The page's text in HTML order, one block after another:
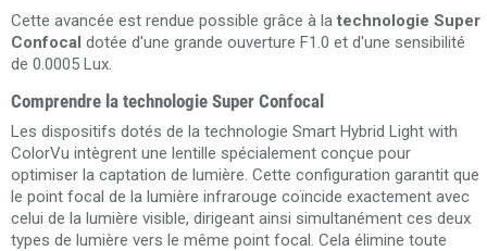
Cette avancée est rendue possible grâce à la technologie Super
Confocal dotée d'une grande ouverture F1.0 et d'une sensibilité
de 0.0005 Lux.
Comprendre la technologie Super Confocal
Les dispositifs dotés de la technologie Smart Hybrid Light with
ColorVu intègrent une lentille spécialement conçue pour
optimiser la captation de lumière. Cette configuration garantit que
le point focal de la lumière infrarouge coïncide exactement avec
celui de la lumière visible, dirigeant ainsi simultanément ces deux
types de lumière vers le même point focal. Cela élimine toute